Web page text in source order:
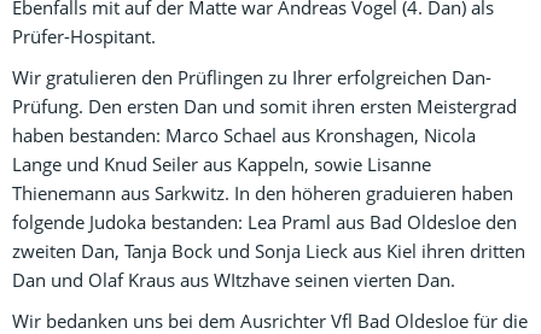
Ebenfalls mit auf der Matte war Andreas Vogel (4. Dan) als
Prüfer-Hospitant.
Wir gratulieren den Prüflingen zu Ihrer erfolgreichen Dan-
Prüfung. Den ersten Dan und somit ihren ersten Meistergrad
haben bestanden: Marco Schael aus Kronshagen, Nicola
Lange und Knud Seiler aus Kappeln, sowie Lisanne
Thienemann aus Sarkwitz. In den höheren graduieren haben
folgende Judoka bestanden: Lea Praml aus Bad Oldesloe den
zweiten Dan, Tanja Bock und Sonja Lieck aus Kiel ihren dritten
Dan und Olaf Kraus aus WItzhave seinen vierten Dan.
Wir bedanken uns bei dem Ausrichter Vfl Bad Oldesloe für die